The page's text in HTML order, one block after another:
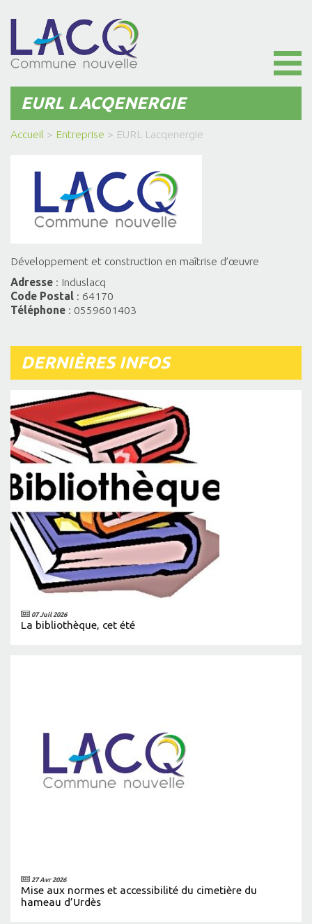
EURL LACQENERGIE
Accueil > Entreprise > EURL Lacqenergie
Développement et construction en maîtrise d’œuvre
Adresse : Induslacq
Code Postal : 64170
Téléphone : 0559601403
DERNIÈRES INFOS
07 Juil 2026
La bibliothèque, cet été
27 Avr 2026
Mise aux normes et accessibilité du cimetière du
hameau d’Urdès